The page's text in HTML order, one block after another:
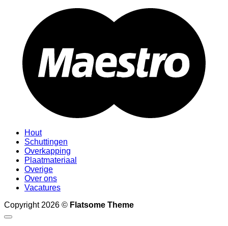
Hout
Schuttingen
Overkapping
Plaatmateriaal
Overige
Over ons
Vacatures
Copyright 2026 © Flatsome Theme